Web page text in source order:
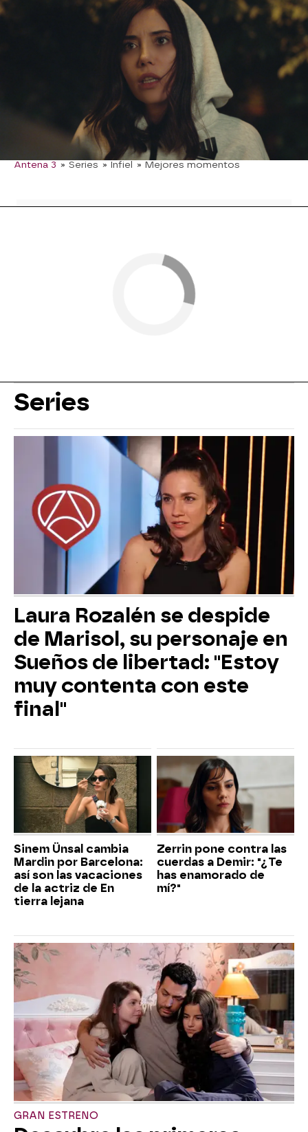
Ahora, por alguna razón, Mert asegura que está
de parte de Asya y que quiere ayudarla en todo
lo que necesite. Pero sus intenciones no son muy
¿Querrá realmente ayudar a Asya? ¿O está
haciendo de ángel del diablo por Volkan?
Mert Gelik Asya Arslan
Antena 3 » Series » Infiel » Mejores momentos
Series
Laura Rozalén se despide
de Marisol, su personaje en
Sueños de libertad: "Estoy
muy contenta con este
final"
Sinem Ünsal cambia
Mardin por Barcelona:
así son las vacaciones
de la actriz de En
tierra lejana
Zerrin pone contra las
cuerdas a Demir: "¿Te
has enamorado de
mí?"
GRAN ESTRENO